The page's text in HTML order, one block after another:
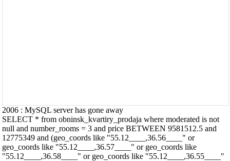
2006 : MySQL server has gone away
SELECT * from obninsk_kvartiry_prodaja where moderated is not
null and number_rooms = 3 and price BETWEEN 9581512.5 and
12775349 and (geo_coords like "55.12____,36.56____" or
geo_coords like "55.12____,36.57____" or geo_coords like
"55.12____,36.58____" or geo_coords like "55.12____,36.55____"